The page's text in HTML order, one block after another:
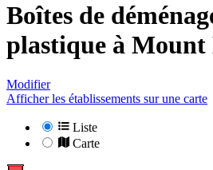
Boîtes de
plastique à Mount
Modifier
Afficher les établissements sur une carte
Liste
Carte